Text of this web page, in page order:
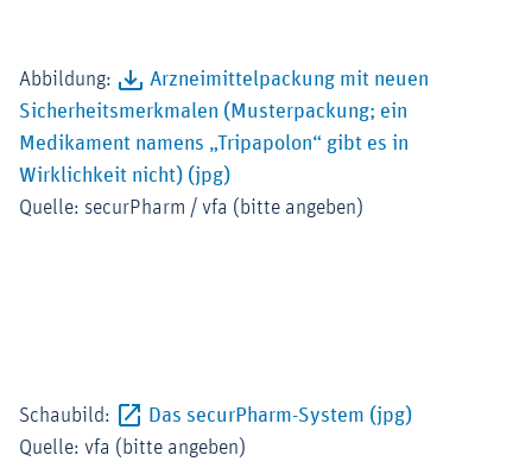
Abbildung:
Arzneimittelpackung mit neuen
Sicherheitsmerkmalen (Musterpackung; ein
Medikament namens „Tripapolon“ gibt es in
Wirklichkeit nicht) (jpg)
Quelle: securPharm / vfa (bitte angeben)
Schaubild: Das securPharm-System (jpg)Externer-Link
Quelle: vfa (bitte angeben)